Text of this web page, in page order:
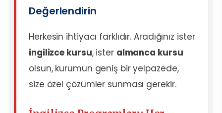
Değerlendirin
Herkesin ihtiyacı farklıdır. Aradığınız ister
ingilizce kursu, ister almanca kursu
olsun, kurumun geniş bir yelpazede,
size özel çözümler sunması gerekir.